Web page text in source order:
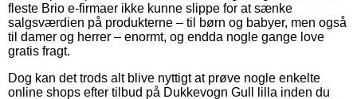
fleste Brio e-firmaer ikke kunne slippe for at sænke
salgsværdien på produkterne – til børn og babyer, men også
til damer og herrer – enormt, og endda nogle gange love
gratis fragt.
Dog kan det trods alt blive nyttigt at prøve nogle enkelte
online shops efter tilbud på Dukkevogn Gull lilla inden du